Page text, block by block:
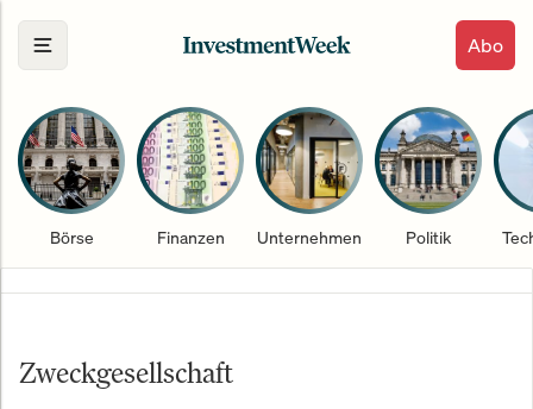
Abo
Börse Finanzen Unternehmen Politik
Zweckgesellschaft